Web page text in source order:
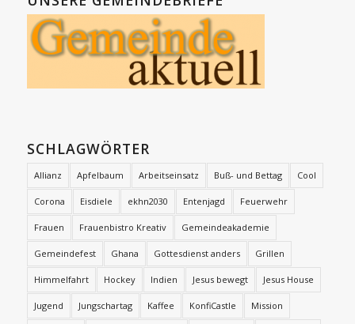
SCHLAGWÖRTER
Allianz Apfelbaum Arbeitseinsatz Buß- und Bettag Cool
Corona Eisdiele ekhn2030 Entenjagd Feuerwehr
Frauen Frauenbistro Kreativ Gemeindeakademie
Gemeindefest Ghana Gottesdienst anders Grillen
Himmelfahrt Hockey Indien Jesus bewegt Jesus House
Jugend Jungschartag Kaffee KonfiCastle Mission